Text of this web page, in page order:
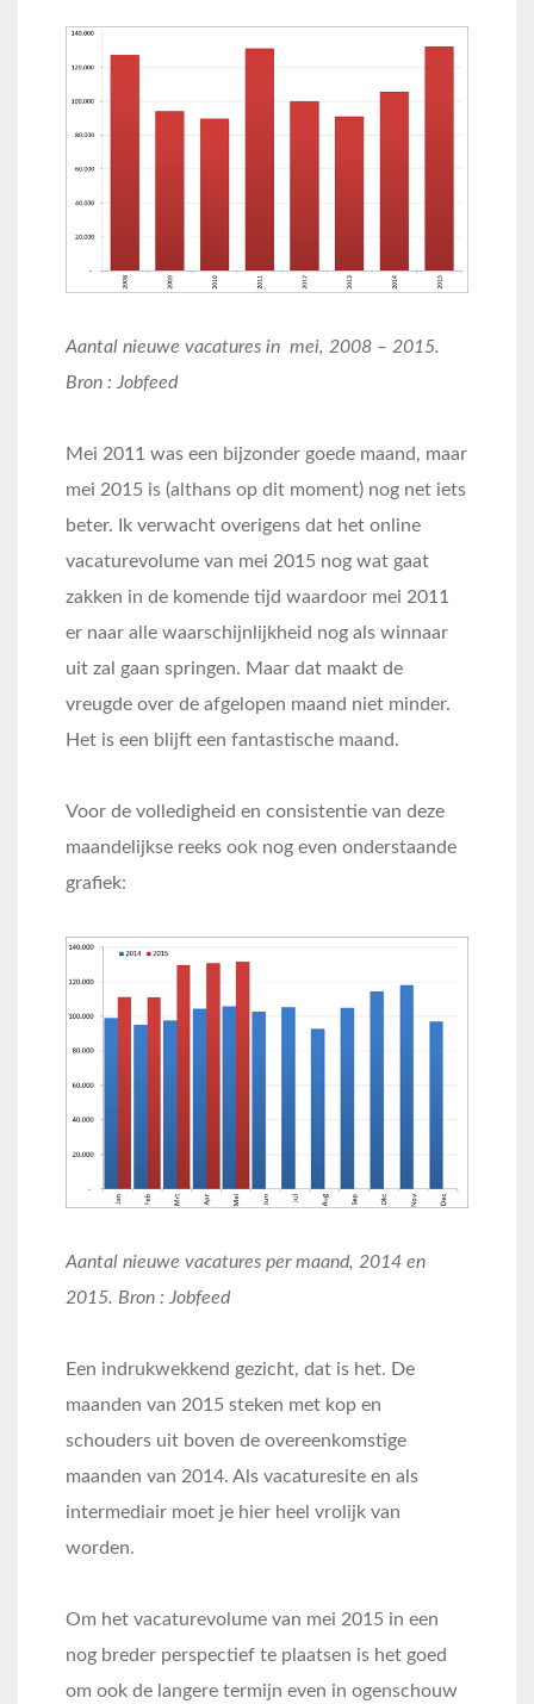
Aantal nieuwe vacatures in mei, 2008 – 2015.
Bron : Jobfeed
Mei 2011 was een bijzonder goede maand, maar
mei 2015 is (althans op dit moment) nog net iets
beter. Ik verwacht overigens dat het online
vacaturevolume van mei 2015 nog wat gaat
zakken in de komende tijd waardoor mei 2011
er naar alle waarschijnlijkheid nog als winnaar
uit zal gaan springen. Maar dat maakt de
vreugde over de afgelopen maand niet minder.
Het is een blijft een fantastische maand.
Voor de volledigheid en consistentie van deze
maandelijkse reeks ook nog even onderstaande
grafiek:
Aantal nieuwe vacatures per maand, 2014 en
2015. Bron : Jobfeed
Een indrukwekkend gezicht, dat is het. De
maanden van 2015 steken met kop en
schouders uit boven de overeenkomstige
maanden van 2014. Als vacaturesite en als
intermediair moet je hier heel vrolijk van
worden.
Om het vacaturevolume van mei 2015 in een
nog breder perspectief te plaatsen is het goed
om ook de langere termijn even in ogenschouw